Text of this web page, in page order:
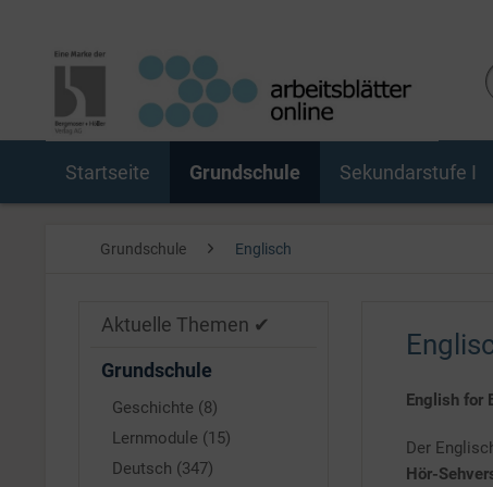
Startseite Grundschule Sekundarstufe I
Grundschule Englisch
Aktuelle Themen ✔
Grundschule
Geschichte (8)
Lernmodule (15)
Deutsch (347)
English for
Der
Hör-